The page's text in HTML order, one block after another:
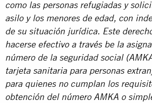
como las personas refugiadas y
asilo y los menores de edad, con
de su situación jurídica. Este
hacerse efectivo a través be la
número de la seguridad social
tarjeta sanitaria para personas
para quienes no cumplan los
obtención del número AMKA o